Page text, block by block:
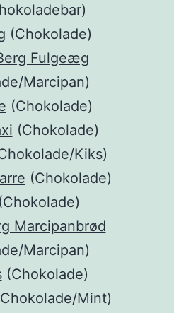
(Chokolade)
Fulgeæg
Marcipan)
(Chokolade)
(Chokolade)
Kiks)
(Chokolade)
(Chokolade)
Marcipanbrød
Marcipan)
(Chokolade)
Mint)